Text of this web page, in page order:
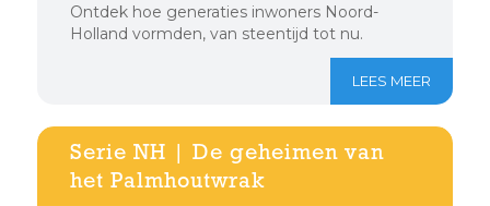
Ontdek hoe generaties inwoners Noord-
Holland vormden, van steentijd tot nu.
LEES MEER
Serie NH | De geheimen van
het Palmhoutwrak